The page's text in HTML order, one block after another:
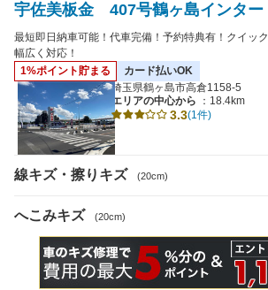
宇佐美板金 407号鶴ヶ島インター
最短即日納車可能！代車完備！予約特典有！クイッ
幅広く対応！
1%ポイント貯まる
カード払いOK
埼玉県鶴ヶ島市高倉1158-5
エリアの中心から
：18.4km
3.3(1件)
線キズ・擦りキズ (20cm)
へこみキズ (20cm)